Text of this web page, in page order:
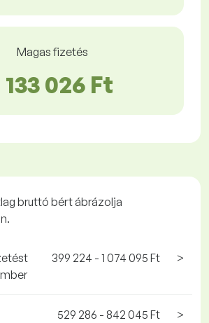
Magas fizetés
133 026 Ft
bruttó bért ábrázolja
399 224 - 1 074 095 Ft >
529 286 - 842 045 Ft >